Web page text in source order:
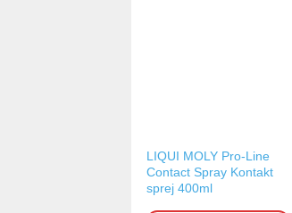
LIQUI MOLY Pro-Line
Contact Spray Kontakt
sprej 400ml